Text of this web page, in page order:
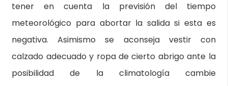
tener en cuenta la previsión del tiempo
meteorológico para abortar la salida si esta es
negativa. Asimismo se aconseja vestir con
calzado adecuado y ropa de cierto abrigo ante la
posibilidad de la climatología cambie